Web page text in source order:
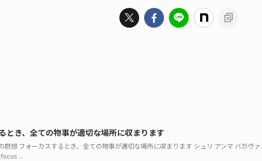
とき、全ての物事が適切な場所に収まります
黙想 フォーカスするとき、全ての物事が適切な場所に収まります シュリ アンマ バガヴァ
...